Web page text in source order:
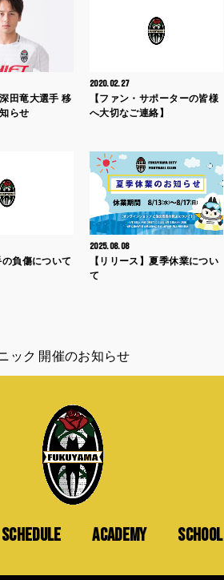
田竜大選手 移
らせ
2020.02.27
【ファン・サポーターの皆様
へ大切なご連絡】
負傷について
2025.08.08
【リリース】夏季休業につい
て
ック 開催のお知らせ
SCHEDULE ACADEMY SCHOOL